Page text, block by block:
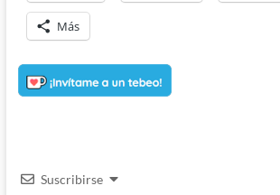
Más
Suscribirse